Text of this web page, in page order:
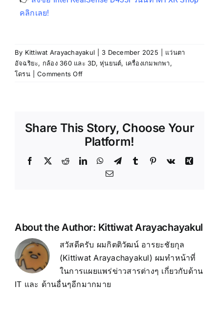
คลิกเลย!
By Kittiwat Arayachayakul 3 December 2025
แว่นตา
อัจฉริยะ, กล้อง 360 และ 3D,หุ่นยนต์, เครื่องเกมพกพา,
โดรน
Comments Off
Share This Story, Choose Your
Platform!
About the Author: Kittiwat Arayachayakul
สวัสดีครับ ผมกิตติวัฒน์ อารยะชัยกุล
(Kittiwat Arayachayakul) ผมทำหน้าที่
ในการแผยแพร่ข่าวสารต่างๆ เกี่ยวกับด้าน
IT และ ด้านอื่นๆอีกมากมาย